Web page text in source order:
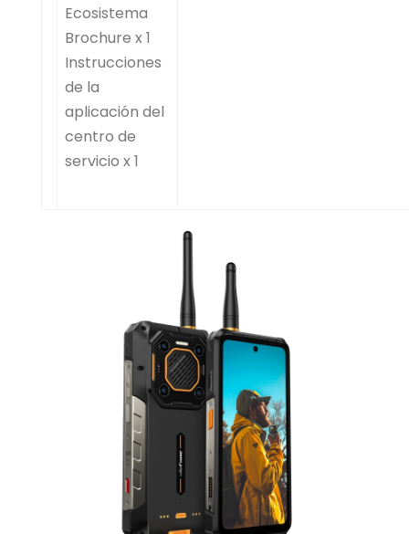
Ecosistema
Brochure x 1
Instrucciones
de la
aplicación del
centro de
servicio x 1